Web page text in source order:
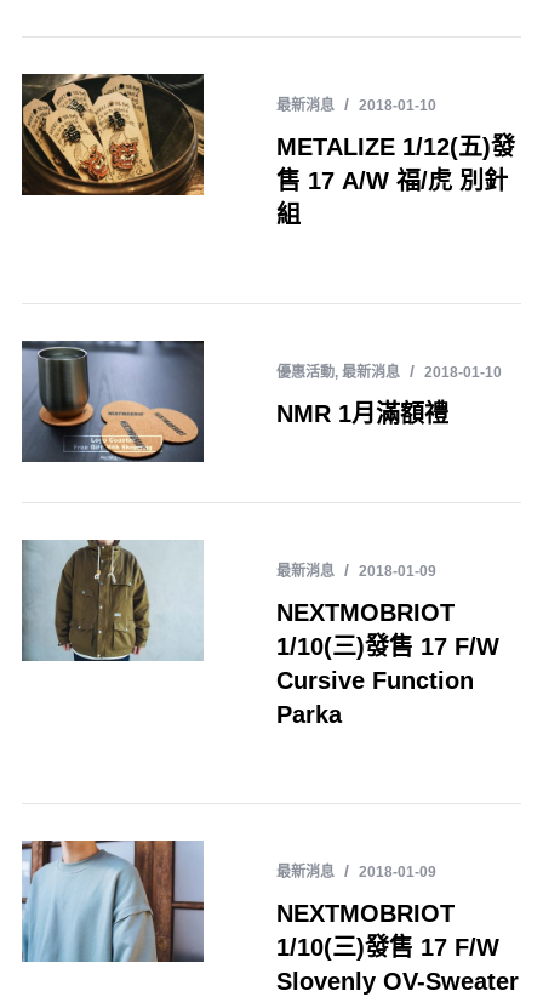
最新消息 2018-01-10
METALIZE 1/12(五)發
售 17 A/W 福/虎 別針
組
優惠活動, 最新消息 2018-01-10
NMR 1月滿額禮
最新消息 2018-01-09
NEXTMOBRIOT
1/10(三)發售 17 F/W
Cursive Function
Parka
最新消息 2018-01-09
NEXTMOBRIOT
1/10(三)發售 17 F/W
Slovenly OV-Sweater